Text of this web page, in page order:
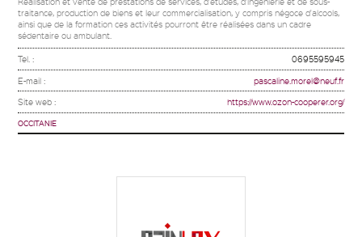
traitance, production de biens et leur commercialisation, y compris négoce d'alcools,
ainsi que de la formation ces activités pourront être réalisées dans un cadre
sédentaire ou ambulant.
Tel. : 0695595945
E-mail : pascaline.morel@neuf.fr
Site web : https://www.ozon-cooperer.org/
OCCITANIE